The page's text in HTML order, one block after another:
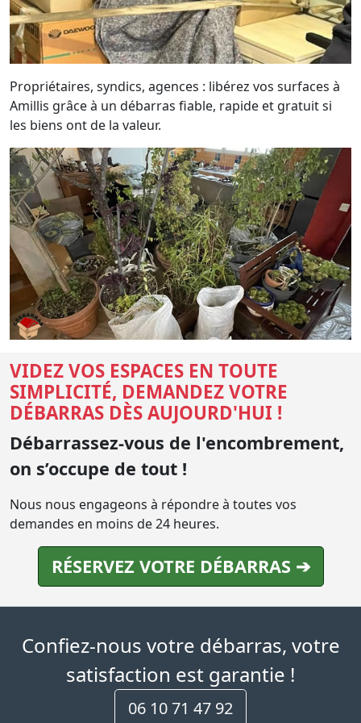
Propriétaires, syndics, agences : libérez vos surfaces à
Amillis grâce à un débarras fiable, rapide et gratuit si
les biens ont de la valeur.
VIDEZ VOS ESPACES EN TOUTE
SIMPLICITÉ, DEMANDEZ VOTRE
DÉBARRAS DÈS AUJOURD'HUI !
Débarrassez-vous de l'encombrement,
on s’occupe de tout !
Nous nous engageons à répondre à toutes vos
demandes en moins de 24 heures.
RÉSERVEZ VOTRE DÉBARRAS ➔
Confiez-nous votre débarras, votre
satisfaction est garantie !
06 10 71 47 92